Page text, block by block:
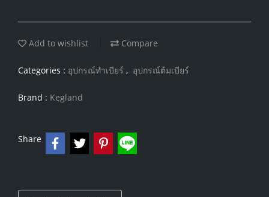
Add to wishlist Compare
Categories : อุปกรณ์ทำเบียร์ , อุปกรณ์ต้มเบียร์
Brand : Kegland
Share